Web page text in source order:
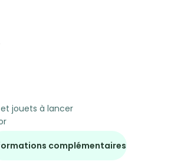
et jouets à lancer
complémentaires